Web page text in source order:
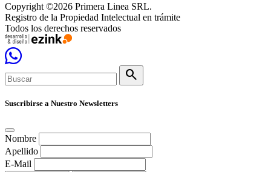
Copyright ©2026 Primera Linea SRL.
Registro de la Propiedad Intelectual en trámite
Todos los derechos reservados
search
Suscribirse a Nuestro Newsletters
Nombre
Apellido
E-Mail